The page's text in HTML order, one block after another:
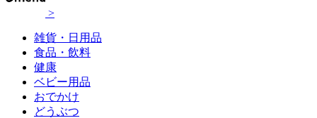
>
雑貨・日用品
食品・飲料
健康
ベビー用品
おでかけ
どうぶつ